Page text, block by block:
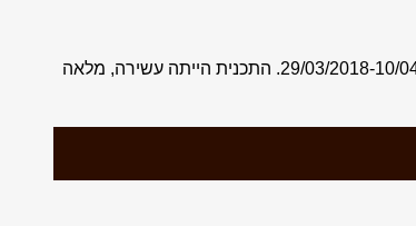
למנהל “חבלי ארץ” ולצוות המשרד, שטפלו בנו במקצועיות רבה, תודה על הטיול הנפלא שארגנתם לנו לטיוואן ולקוריאה הדרומית, בין התאריכים:29/03/2018-10/04/2018. התכנית הייתה עשירה, מלאה